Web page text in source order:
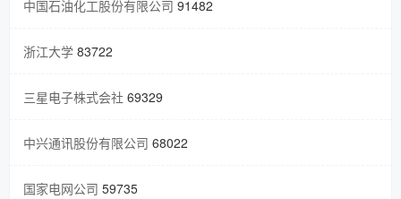
中国石油化工股份有限公司 91482
浙江大学 83722
三星电子株式会社 69329
中兴通讯股份有限公司 68022
国家电网公司 59735